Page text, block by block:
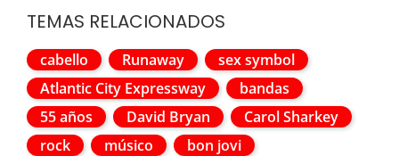
TEMAS RELACIONADOS
cabello Runaway
sex symbol
Atlantic City Expressway
bandas
55 años
David Bryan
Carol Sharkey
rock
músico bon jovi